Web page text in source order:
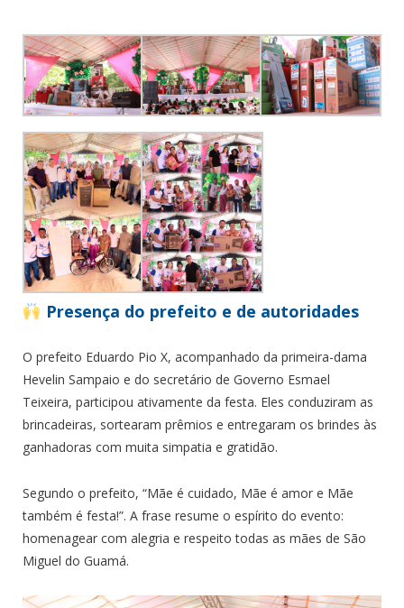
Presença do prefeito e de autoridades
O prefeito Eduardo Pio X, acompanhado da primeira-dama
Hevelin Sampaio e do secretário de Governo Esmael
Teixeira, participou ativamente da festa. Eles conduziram as
brincadeiras, sortearam prêmios e entregaram os brindes às
ganhadoras com muita simpatia e gratidão.
Segundo o prefeito, “Mãe é cuidado, Mãe é amor e Mãe
também é festa!”. A frase resume o espírito do evento:
homenagear com alegria e respeito todas as mães de São
Miguel do Guamá.